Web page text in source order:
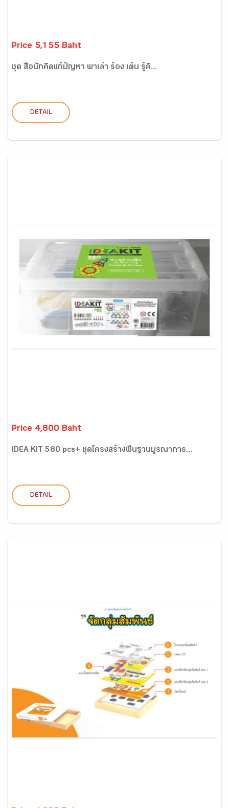
Price 5,155 Baht
ชุด สื่อนักคิดแก้ปัญหา พาเล่า ร้อง เต้น รู้คิ...
DETAIL
Price 4,800 Baht
IDEA KIT 580 pcs+ ชุดโครงสร้างพื้นฐานบูรณาการ...
DETAIL